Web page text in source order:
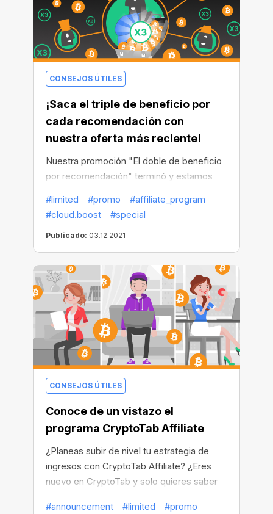
CONSEJOS ÚTILES
¡Saca el triple de beneficio por
cada recomendación con
nuestra oferta más reciente!
Nuestra promoción "El doble de beneficio
por recomendación" terminó y estamos
rentabilizaron. El beneficio doble es bueno,
pero no es suficiente, así que hemos
decidido lanzar una nueva y aún más
generosa oferta que durará hasta finales
de 2021. Ahora te pagaremos el triple del
beneficio en todos los niveles de tu red de
recomendaciones. ¿A que suena genial?
#limited #promo
#affiliate_program
#cloud.boost
#special
Publicado: 03.12.2021
CONSEJOS ÚTILES
Conoce de un vistazo el
programa CryptoTab Affiliate
¿Planeas subir de nivel tu estrategia de
ingresos con CryptoTab Affiliate? ¿Eres
nuevo en CryptoTab y solo quieres saber
#announcement #limited
#promo